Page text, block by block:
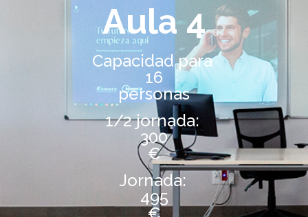
Aula 4
Capacidad para
16
personas
1/2 jornada:
300
€
Jornada:
495